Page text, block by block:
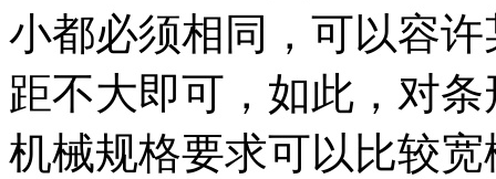
小都必须相同，可以容
距不大即可，如此，对条
机械规格要求可以比较